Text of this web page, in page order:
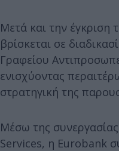
Μετά και την έγκριση
βρίσκεται σε
Γραφείου
ενισχύοντας
στρατηγική της
Μέσω της
Services, η Eurobank